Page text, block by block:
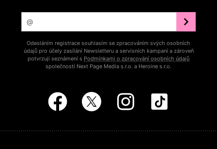
Odesláním registrace souhlasím se zpracováním svých osobních
údajů pro účely zasílání Newsletteru a servisních kampaní a zároveň
potvrzuji seznámení s Podmínkami o zpracování osobních údajů
společností Next Page Media s.r.o. a Heroine s.r.o.